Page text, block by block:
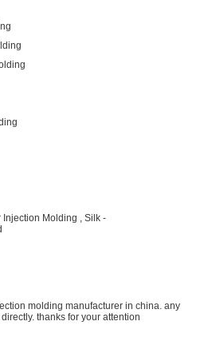
molding manufacturer in china. any
thanks for your attention